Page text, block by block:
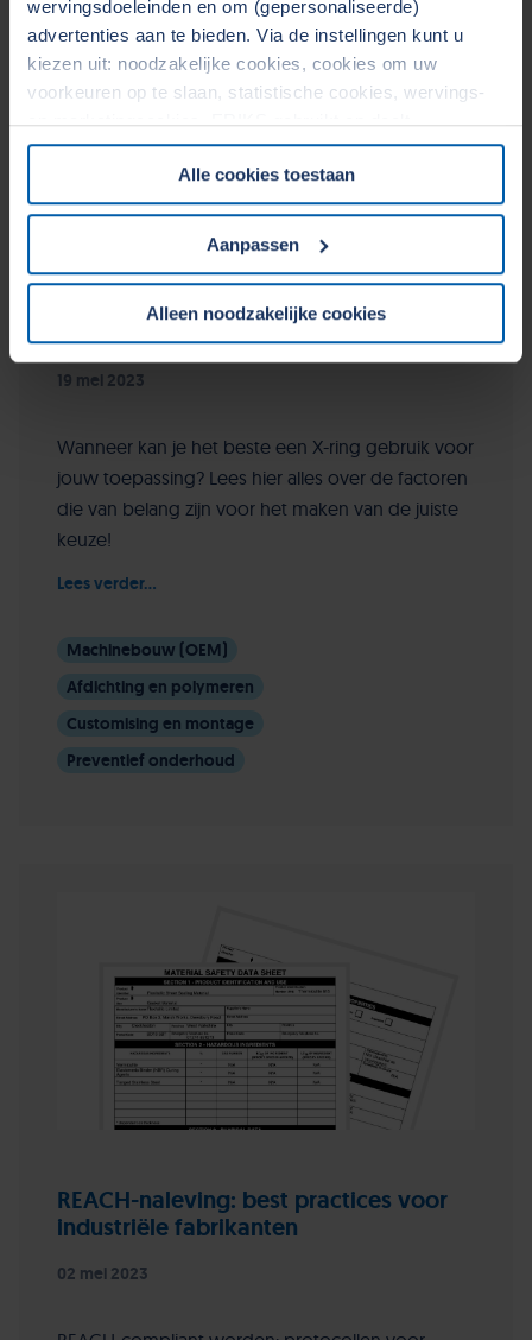
wervingsdoeleinden en om (gepersonaliseerde)
advertenties aan te bieden. Via de instellingen kunt u
kiezen uit: noodzakelijke cookies, cookies om uw
voorkeuren op te slaan, statistische cookies, wervings-
en marketingcookies. ERIKS gebruikt en deelt
persoonsgegevens met Derden. Door op de OK-knop te
klikken, gaat u akkoord met het gebruik van alle cookies
en geeft u toestemming voor de bijbehorende verwerking
van uw persoonsgegevens. Zie voor meer informatie
allen tijde uw toestemming wijzigen of intrekken in het
Cookiebeleid op onze website.
Alle cookies toestaan
Aanpassen
Alleen noodzakelijke cookies
Wanneer gebruik je een X-ring?
19 mei 2023
Wanneer kan je het beste een X-ring gebruik voor
jouw toepassing? Lees hier alles over de factoren
die van belang zijn voor het maken van de juiste
keuze!
Lees verder...
Machinebouw (OEM)
Afdichting en polymeren
Customising en montage
Preventief onderhoud
REACH-naleving: best practices voor
industriële fabrikanten
02 mei 2023